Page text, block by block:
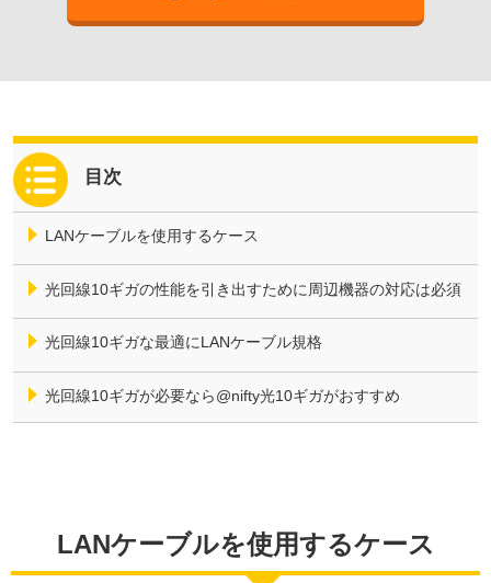
LANケーブルを使用するケース
光回線10ギガの性能を引き出すために周辺機器の対応は必須
光回線10ギガな最適にLANケーブル規格
光回線10ギガが必要なら@nifty光10ギガがおすすめ
LANケーブルを使用するケース